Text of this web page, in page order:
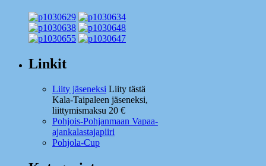
Linkit
Liity jäseneksi Liity tästä
Kala-Taipaleen jäseneksi,
liittymismaksu 20 €
Pohjois-Pohjanmaan Vapaa-
ajankalastajapiiri
Pohjola-Cup